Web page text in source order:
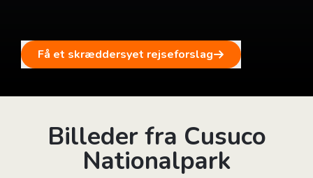
Få et skræddersyet rejseforslag
Billeder fra Cusuco
Nationalpark